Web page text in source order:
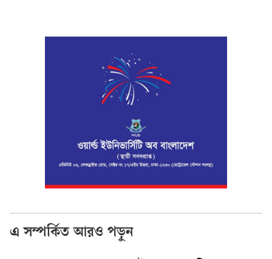
এ সম্পর্কিত আরও পড়ুন